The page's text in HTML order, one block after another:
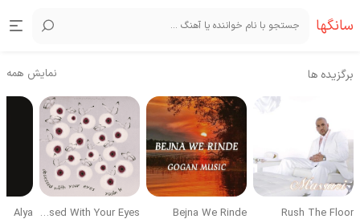
سانگها
برگزیده ها نمایش همه
Rush The Floor
Bejna We Rinde
Obsessed With Your Eyes
Alya